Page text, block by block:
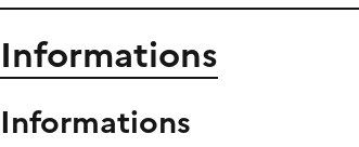
Informations
Informations